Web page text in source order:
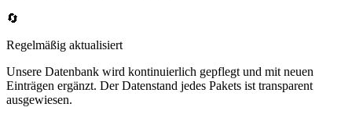
🔄
Regelmäßig aktualisiert
Unsere Datenbank wird kontinuierlich gepflegt und mit neuen
Einträgen ergänzt. Der Datenstand jedes Pakets ist transparent
ausgewiesen.